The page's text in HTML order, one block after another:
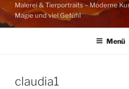
Malerei & Tierportraits – Moderne
Magie und viel Gefühl
Menü
claudia1